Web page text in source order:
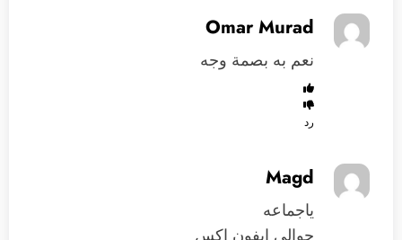
Omar Murad
نعم به بصمة وجه
رد
Magd
ياجماعه